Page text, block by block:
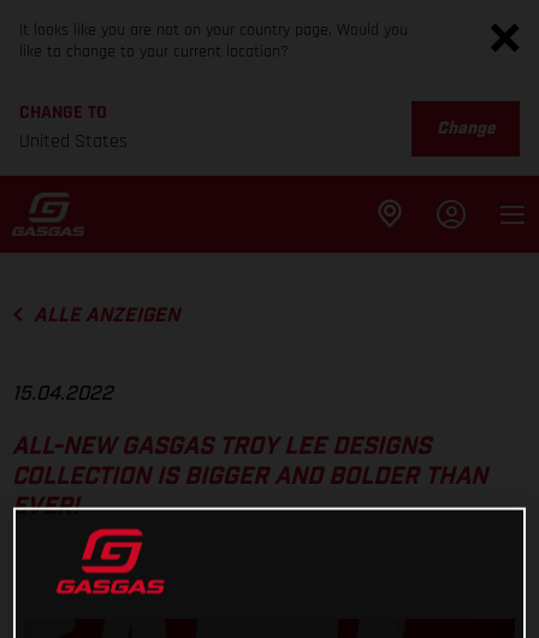
It looks like you are not on your country page. Would you
like to change to your current location?
CHANGE TO
United States
Change
ALLE ANZEIGEN
15.04.2022
ALL-NEW GASGAS TROY LEE DESIGNS
COLLECTION IS BIGGER AND BOLDER THAN
EVER!